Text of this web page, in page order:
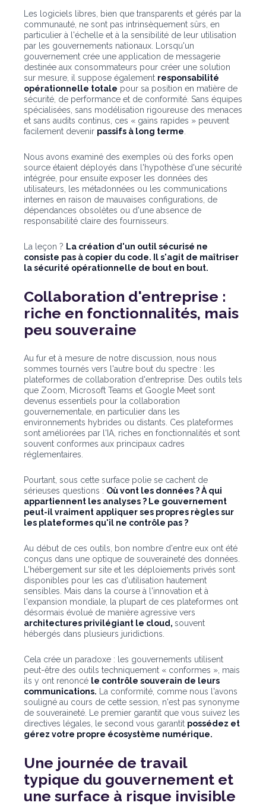
Les logiciels libres, bien que transparents et gérés par la
communauté, ne sont pas intrinsèquement sûrs, en
particulier à l'échelle et à la sensibilité de leur utilisation
par les gouvernements nationaux. Lorsqu'un
gouvernement crée une application de messagerie
destinée aux consommateurs pour créer une solution
sur mesure, il suppose également responsabilité
opérationnelle totale pour sa position en matière de
sécurité, de performance et de conformité. Sans équipes
spécialisées, sans modélisation rigoureuse des menaces
et sans audits continus, ces « gains rapides » peuvent
facilement devenir passifs à long terme
Nous avons examiné des exemples où des forks open
source étaient déployés dans l'hypothèse d'une sécurité
intégrée, pour ensuite exposer les données des
utilisateurs, les métadonnées ou les communications
internes en raison de mauvaises configurations, de
dépendances obsolètes ou d'une absence de
responsabilité claire des fournisseurs.
La leçon ? La création d'un outil sécurisé ne
consiste pas à copier du code. Il s'agit de maîtriser
la sécurité opérationnelle de bout en bout.
Collaboration d'entreprise :
riche en fonctionnalités, mais
peu souveraine
Au fur et à mesure de notre discussion, nous nous
sommes tournés vers l'autre bout du spectre : les
plateformes de collaboration d'entreprise. Des outils tels
que Zoom, Microsoft Teams et Google Meet sont
devenus essentiels pour la collaboration
gouvernementale, en particulier dans les
environnements hybrides ou distants. Ces plateformes
sont améliorées par l'IA, riches en fonctionnalités et sont
souvent conformes aux principaux cadres
réglementaires.
Pourtant, sous cette surface polie se cachent de
sérieuses questions : Où vont les données ? À qui
appartiennent les analyses ? Le gouvernement
peut-il vraiment appliquer ses propres règles sur
les plateformes qu'il ne contrôle pas ?
Au début de ces outils, bon nombre d'entre eux ont été
conçus dans une optique de souveraineté des données.
L'hébergement sur site et les déploiements privés sont
disponibles pour les cas d'utilisation hautement
sensibles. Mais dans la course à l'innovation et à
l'expansion mondiale, la plupart de ces plateformes ont
désormais évolué de manière agressive vers
architectures privilégiant le cloud, souvent
hébergés dans plusieurs juridictions.
Cela crée un paradoxe : les gouvernements utilisent
peut-être des outils techniquement « conformes », mais
ils y ont renoncé le contrôle souverain de leurs
communications. La conformité, comme nous l'avons
souligné au cours de cette session, n'est pas synonyme
de souveraineté. Le premier garantit que vous suivez les
directives légales, le second vous garantit possédez et
gérez votre propre écosystème numérique.
Une journée de travail
typique du gouvernement et
une surface à risque invisible